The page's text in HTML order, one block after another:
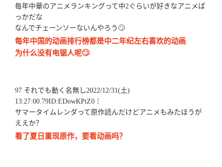
毎年中華のアニメランキングって中2ぐらいが好きなアニメば
っかだな
なんでチェーンソーないんやろう🙄
每年中国的动画排行榜都是中二年纪左右喜欢的动画
为什么没有电锯人呢🙄
97 それでも動く名無し2022/12/31(土)
13:27:00.79ID:EDowKPtZ0⋮
サマータイムレンダって原作読んだけどアニメもみたほうが
ええか？
看了夏日重现原作，要看动画吗？